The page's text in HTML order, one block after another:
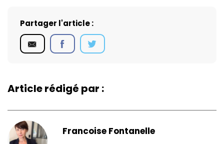
Partager l'article :
Article rédigé par :
Francoise Fontanelle